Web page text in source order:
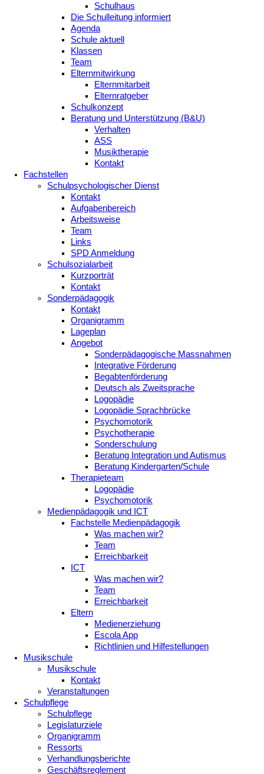
Schulhaus
Die Schulleitung informiert
Agenda
Schule aktuell
Klassen
Team
Elternmitwirkung
Elternmitarbeit
Elternratgeber
Schulkonzept
Beratung und Unterstützung (B&U)
Verhalten
ASS
Musiktherapie
Kontakt
Fachstellen
Schulpsychologischer Dienst
Kontakt
Aufgabenbereich
Arbeitsweise
Team
Links
SPD Anmeldung
Schulsozialarbeit
Kurzporträt
Kontakt
Sonderpädagogik
Kontakt
Organigramm
Lageplan
Angebot
Sonderpädagogische Massnahmen
Integrative Förderung
Begabtenförderung
Deutsch als Zweitsprache
Logopädie
Logopädie Sprachbrücke
Psychomotorik
Psychotherapie
Sonderschulung
Beratung Integration und Autismus
Beratung Kindergarten/Schule
Therapieteam
Logopädie
Psychomotorik
Medienpädagogik und ICT
Fachstelle Medienpädagogik
Was machen wir?
Team
Erreichbarkeit
ICT
Was machen wir?
Team
Erreichbarkeit
Eltern
Medienerziehung
Escola App
Richtlinien und Hilfestellungen
Musikschule
Musikschule
Kontakt
Veranstaltungen
Schulpflege
Schulpflege
Legislaturziele
Organigramm
Ressorts
Verhandlungsberichte
Geschäftsreglement